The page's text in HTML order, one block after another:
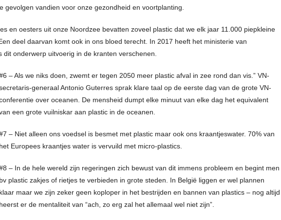
gevolgen vandien voor onze gezondheid en voortplanting.
en oesters uit onze Noordzee bevatten zoveel plastic dat we elk jaar 11.000 piepkleine
deel daarvan komt ook in ons bloed terecht. In 2017 heeft het ministerie van
dit onderwerp uitvoerig in de kranten verschenen.
– Als we niks doen, zwemt er tegen 2050 meer plastic afval in zee rond dan vis.” VN-
generaal Antonio Guterres sprak klare taal op de eerste dag van de grote VN-
over oceanen. De mensheid dumpt elke minuut van elke dag het equivalent
een grote vuilniskar aan plastic in de oceanen.
– Niet alleen ons voedsel is besmet met plastic maar ook ons kraantjeswater. 70% van
het Europees kraantjes water is vervuild met micro-plastics.
– In de hele wereld zijn regeringen zich bewust van dit immens probleem en begint men
bv plastic zakjes of rietjes te verbieden in grote steden. In België liggen er wel plannen
klaar maar we zijn zeker geen koploper in het bestrijden en bannen van plastics – nog altijd
heerst er de mentaliteit van “ach, zo erg zal het allemaal wel niet zijn”.